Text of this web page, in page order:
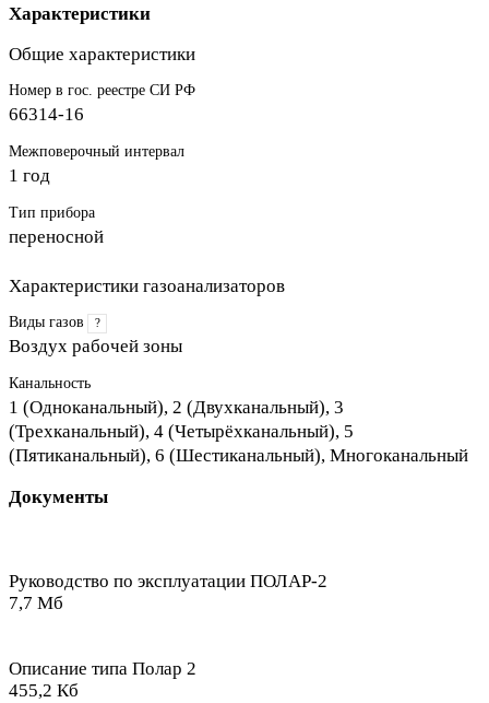
Характеристики
Общие характеристики
Номер в гос. реестре СИ РФ
66314-16
Межповерочный интервал
1 год
Тип прибора
переносной
Характеристики газоанализаторов
Виды газов ?
Воздух рабочей зоны
Канальность
1 (Одноканальный), 2 (Двухканальный), 3
(Трехканальный), 4 (Четырёхканальный), 5
(Пятиканальный), 6 (Шестиканальный), Многоканальный
Документы
Руководство по эксплуатации ПОЛАР-2
7,7 Мб
Описание типа Полар 2
455,2 Кб